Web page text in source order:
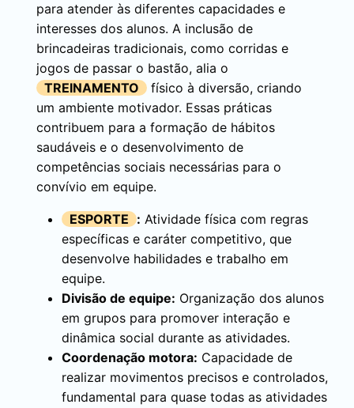
para atender às diferentes capacidades e
interesses dos alunos. A inclusão de
brincadeiras tradicionais, como corridas e
jogos de passar o bastão, alia o
TREINAMENTO
físico à diversão, criando
um ambiente motivador. Essas práticas
contribuem para a formação de hábitos
saudáveis e o desenvolvimento de
competências sociais necessárias para o
convívio em equipe.
ESPORTE : Atividade física com regras
específicas e caráter competitivo, que
desenvolve habilidades e trabalho em
equipe.
Divisão de equipe: Organização dos alunos
em grupos para promover interação e
dinâmica social durante as atividades.
Coordenação motora: Capacidade de
realizar movimentos precisos e controlados,
fundamental para quase todas as atividades